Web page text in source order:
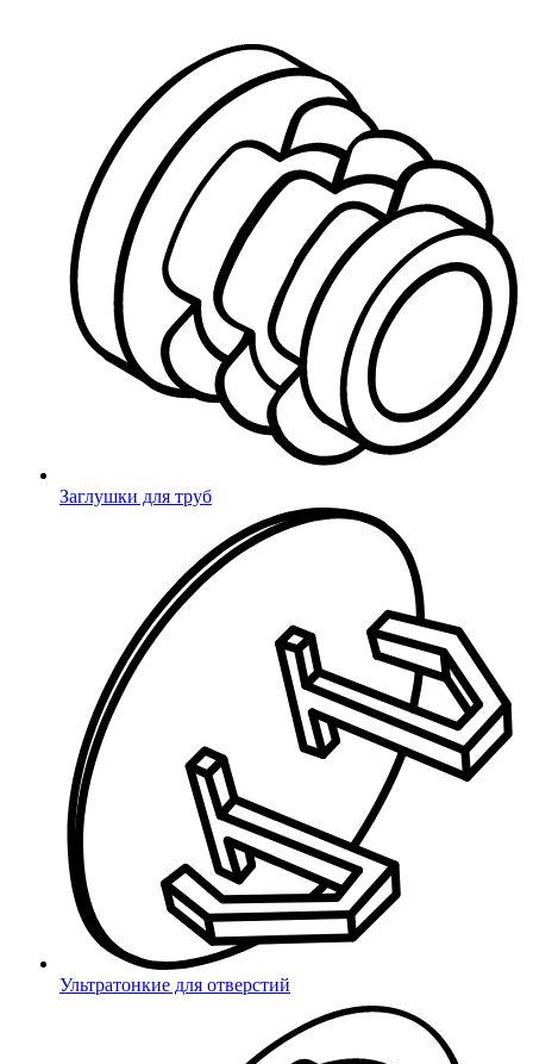
8 (800) 333 03 59
Ваш город Самара?
Да
Заглушки для труб
Ультратонкие для отверстий
Миниворкс Доставка
Доставка
Самаре
Мы работаем с крупнейшими межрегиональными
Деловые Линии, ПЭК, КИТ, Байкал Сервис, Почта России,
ЖелдорЭкспедиция, DPD и др.
Пункты выдачи
Доставка по адресу
Пункты выдачи
Доставка в адрес